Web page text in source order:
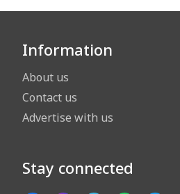
Information
About us
Contact us
Advertise with us
Stay connected